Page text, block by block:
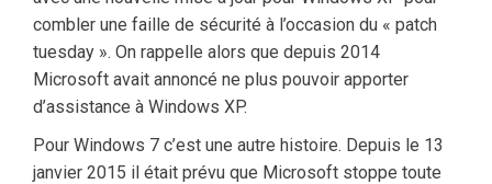
combler une faille de sécurité à l’occasion du « patch
tuesday ». On rappelle alors que depuis 2014
Microsoft avait annoncé ne plus pouvoir apporter
d’assistance à Windows XP.
Pour Windows 7 c’est une autre histoire. Depuis le 13
janvier 2015 il était prévu que Microsoft stoppe toute